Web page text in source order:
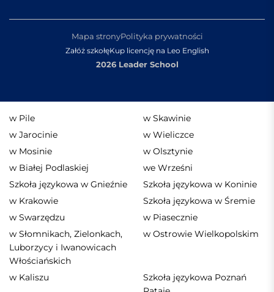
2026 Leader School
Załóż szkołęKup licencję na Leo English
Mapa stronyPolityka prywatności
w Pile
w Skawinie
w Jarocinie
w Wieliczce
w Mosinie
w Olsztynie
w Białej Podlaskiej
we Wrześni
Szkoła językowa w Gnieźnie
Szkoła językowa w Koninie
w Krakowie
Szkoła językowa w Śremie
w Swarzędzu
w Piasecznie
w Słomnikach, Zielonkach,
Luborzycy i Iwanowicach
Włościańskich
w Ostrowie Wielkopolskim
w Kaliszu
Szkoła językowa Poznań